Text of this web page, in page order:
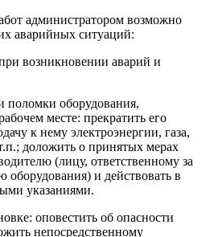
администратором возможно
аварийных ситуаций:
возникновении аварий и
поломки оборудования,
месте: прекратить его
к нему электроэнергии, газа,
доложить о принятых мерах
(лицу, ответственному за
оборудования) и действовать в
указаниями.
оповестить об опасности
непосредственному